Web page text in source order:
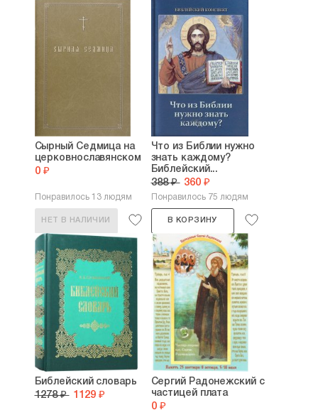
Сырный Седмица на
церковнославянском
0 ₽
Понравилось 13 людям
НЕТ В НАЛИЧИИ
Что из Библии нужно
знать каждому?
Библейский...
388 ₽ 360 ₽
Понравилось 75 людям
В КОРЗИНУ
Библейский словарь
1278 ₽ 1129 ₽
Сергий Радонежский с
частицей плата
0 ₽